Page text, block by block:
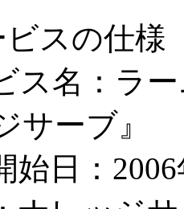
スの仕様
ス名：ラ
サーブ』
始日：